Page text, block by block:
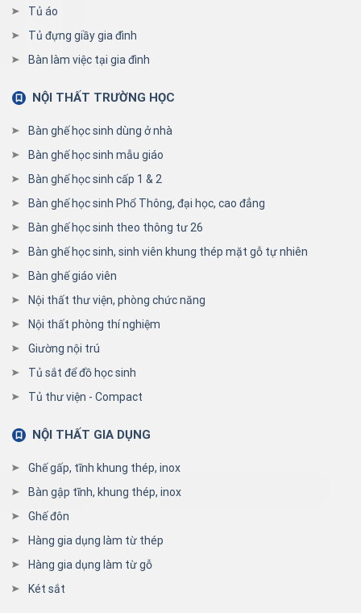
Tủ áo
Tủ đựng giầy gia đình
Bàn làm việc tại gia đình
NỘI THẤT TRƯỜNG HỌC
Bàn ghế học sinh dùng ở nhà
Bàn ghế học sinh mẫu giáo
Bàn ghế học sinh cấp 1 & 2
Bàn ghế học sinh Phổ Thông, đại học, cao đẳng
Bàn ghế học sinh theo thông tư 26
Bàn ghế học sinh, sinh viên khung thép mặt gỗ tự nhiên
Bàn ghế giáo viên
Nội thất thư viện, phòng chức năng
Nội thất phòng thí nghiệm
Giường nội trú
Tủ sắt để đồ học sinh
Tủ thư viện - Compact
NỘI THẤT GIA DỤNG
Ghế gấp, tĩnh khung thép, inox
Bàn gập tĩnh, khung thép, inox
Ghế đôn
Hàng gia dụng làm từ thép
Hàng gia dụng làm từ gỗ
Két sắt